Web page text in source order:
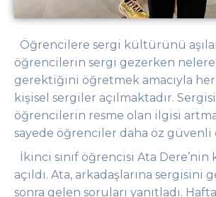
Öğrencilere sergi kültürünü
öğrencilerin sergi gezerken
gerektiğini öğretmek amacıyla
kişisel sergiler açılmaktadır.
öğrencilerin resme olan ilgisi
sayede öğrenciler daha öz güvenli
İkinci sınıf öğrencisi Ata Dere’nin
açıldı. Ata, arkadaşlarına sergisini
sonra gelen soruları yanıtladı.